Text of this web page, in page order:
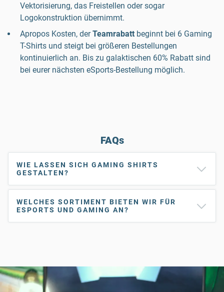
Vektorisierung, das Freistellen oder sogar
Logokonstruktion übernimmt.
Apropos Kosten, derTeamrabatt beginnt bei 6 Gaming
T-Shirts und steigt bei größeren Bestellungen
kontinuierlich an. Bis zu galaktischen 60% Rabatt sind
bei eurer nächsten eSports-Bestellung möglich.
FAQs
WIE LASSEN SICH GAMING SHIRTS
GESTALTEN?
WELCHES SORTIMENT BIETEN WIR FÜR
ESPORTS UND GAMING AN?